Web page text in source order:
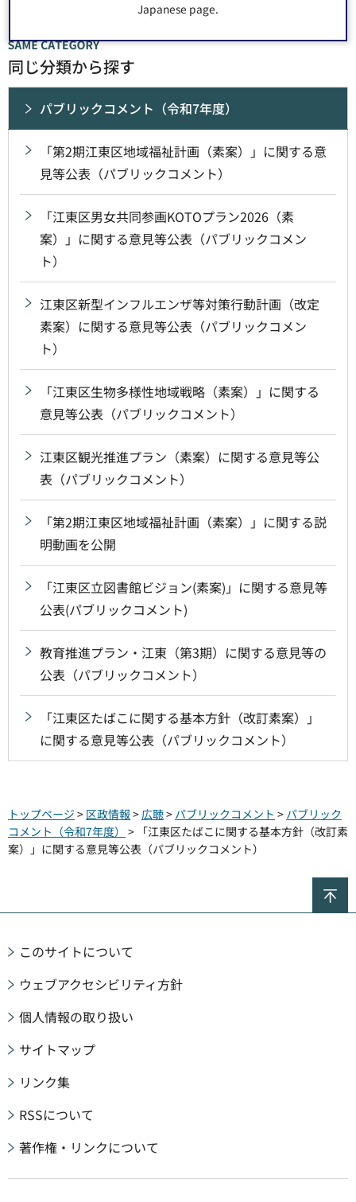
Japanese page.
同じ分類から探す
パブリックコメント（令和7年度）
「第2期江東区地域福祉計画（素案）」に関する意
見等公表（パブリックコメント）
「江東区男女共同参画KOTOプラン2026（素
案）」に関する意見等公表（パブリックコメン
ト）
江東区新型インフルエンザ等対策行動計画（改定
素案）に関する意見等公表（パブリックコメン
ト）
「江東区生物多様性地域戦略（素案）」に関する
意見等公表（パブリックコメント）
江東区観光推進プラン（素案）に関する意見等公
表（パブリックコメント）
「第2期江東区地域福祉計画（素案）」に関する説
明動画を公開
「江東区立図書館ビジョン(素案)」に関する意見等
公表(パブリックコメント)
教育推進プラン・江東（第3期）に関する意見等の
公表（パブリックコメント）
「江東区たばこに関する基本方針（改訂素案）」
に関する意見等公表（パブリックコメント）
トップページ > 区政情報 > 広聴> パブリックコメント > パブリック
コメント（令和7年度） > 「江東区たばこに関する基本方針（改訂素
案）」に関する意見等公表（パブリックコメント）
このサイトについて
ウェブアクセシビリティ方針
個人情報の取り扱い
サイトマップ
リンク集
RSSについて
著作権・リンクについて